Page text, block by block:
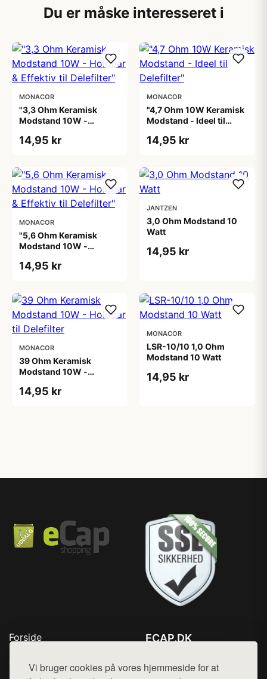
Vi bruger cookies på vores hjemmeside for at
Du er måske interesseret i
MONACOR
"3,3 Ohm Keramisk
Modstand 10W -
Delefilter"
14,95 kr
MONACOR
"4,7 Ohm 10W Keramisk
Modstand - Ideel til
14,95 kr
MONACOR
"5,6 Ohm Keramisk
Modstand 10W -
Delefilter"
14,95 kr
JANTZEN
3,0 Ohm Modstand 10
Watt
14,95 kr
MONACOR
39 Ohm Keramisk
Modstand 10W -
14,95 kr
MONACOR
LSR-10/10 1,0 Ohm
Modstand 10 Watt
14,95 kr
Forside
Top Rabatter
ECAP.DK